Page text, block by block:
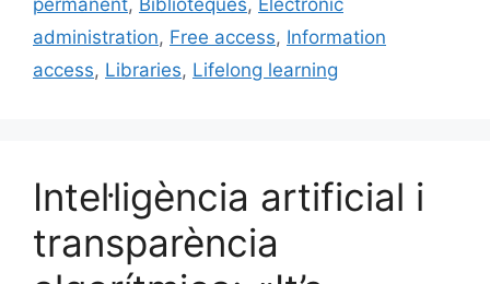
o
k
ix
permanent, Biblioteques, Electronic
administration, Free access, Information
access, Libraries, Lifelong learning
Intel·ligència artificial i
transparència